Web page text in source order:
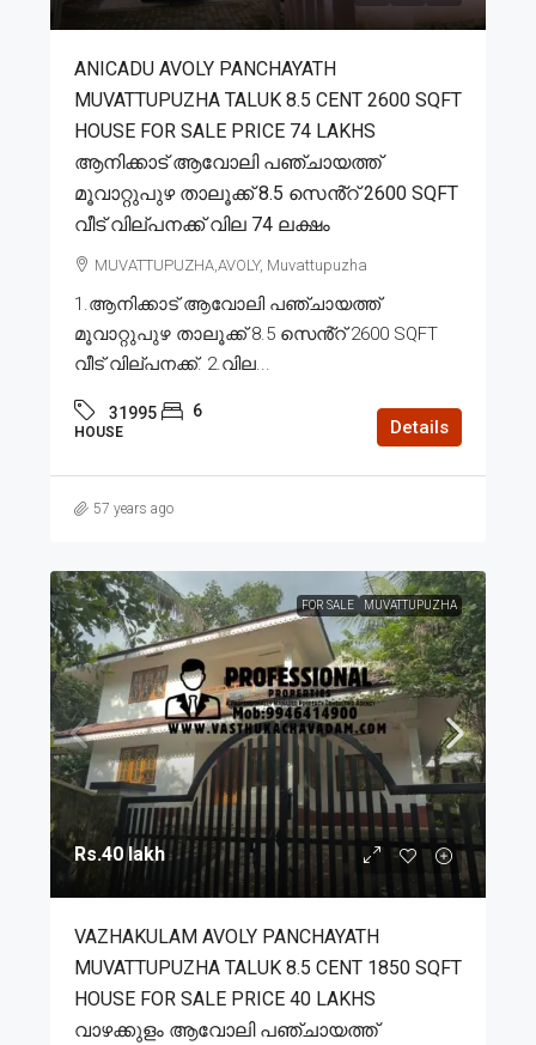
ANICADU AVOLY PANCHAYATH
MUVATTUPUZHA TALUK 8.5 CENT 2600 SQFT
HOUSE FOR SALE PRICE 74 LAKHS
ആനിക്കാട് ആവോലി പഞ്ചായത്ത്
മൂവാറ്റുപുഴ താലൂക്ക് 8.5 സെൻ്റ് 2600 SQFT
വീട് വില്പനക്ക് വില 74 ലക്ഷം
MUVATTUPUZHA,AVOLY, Muvattupuzha
1.ആനിക്കാട് ആവോലി പഞ്ചായത്ത്
മൂവാറ്റുപുഴ താലൂക്ക് 8.5 സെൻ്റ് 2600 SQFT
വീട് വില്പനക്ക്. 2.വില...
31995 6
HOUSE Details
57 years ago
FOR SALE MUVATTUPUZHA
Rs.40 lakh
VAZHAKULAM AVOLY PANCHAYATH
MUVATTUPUZHA TALUK 8.5 CENT 1850 SQFT
HOUSE FOR SALE PRICE 40 LAKHS
വാഴക്കുളം ആവോലി പഞ്ചായത്ത്